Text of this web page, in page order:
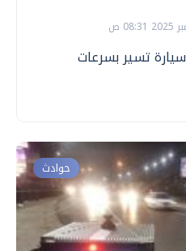
رادار المرور يلتقط 1128 سيارة تسير بسرعات
حوادث